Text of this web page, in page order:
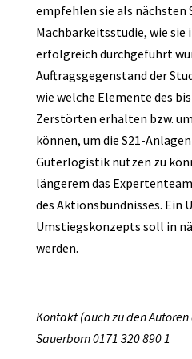
empfehlen sie als nächsten
Machbarkeitsstudie, wie sie
erfolgreich durchgeführt
Auftragsgegenstand der
wie welche Elemente des
Zerstörten erhalten bzw.
können, um die S21-
Güterlogistik nutzen zu
längerem das
des Aktionsbündnisses. Ein
Umstiegskonzepts soll in
werden.
Kontakt (auch zu den
Sauerborn 0171 320 890 1